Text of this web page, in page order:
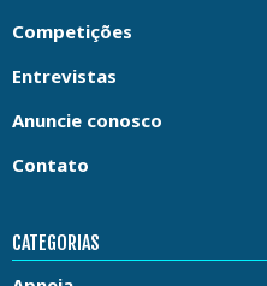
Competições
Entrevistas
Anuncie conosco
Contato
CATEGORIAS